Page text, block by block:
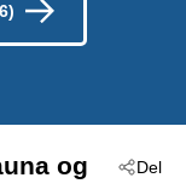
Del
og